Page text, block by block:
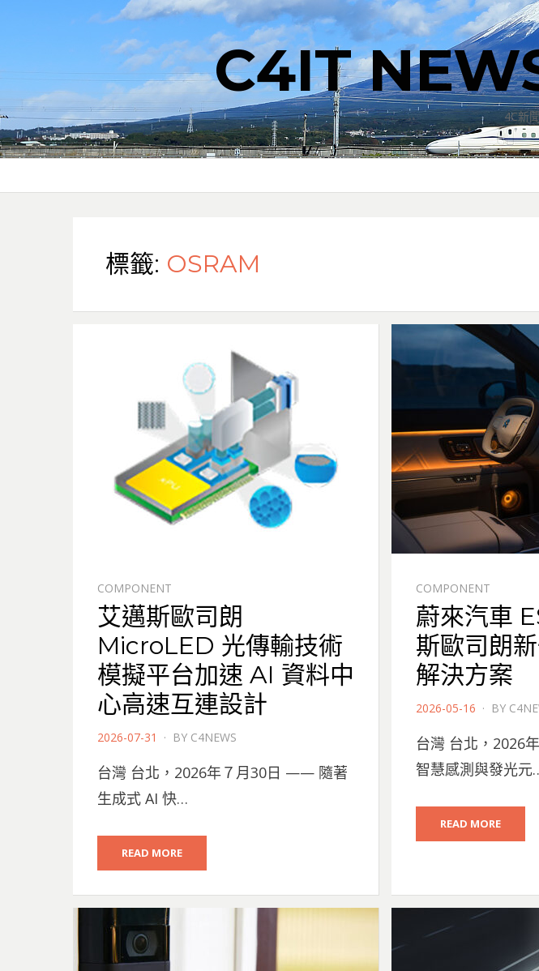
C4IT
4C新
標籤: OSRAM
COMPONENT
艾邁斯歐司朗
MicroLED 光傳輸技術
模擬平台加速 AI 資料中
心高速互連設計
POSTED
2026-07-31 BY C4NEWS
台灣 台北，2026年７月30日 —— 隨著
生成式 AI 快…
READ MORE
COMPONENT
蔚來汽車
斯歐司朗
解決方案
POSTED
2026-05-16 BY
台灣 台北，2026
智慧感測與發光元
READ MORE